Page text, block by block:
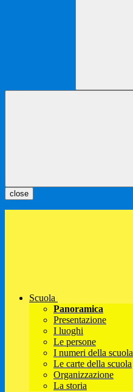
close
Scuola
Panoramica
Presentazione
I luoghi
Le persone
I numeri della scuola
Le carte della scuola
Organizzazione
La storia